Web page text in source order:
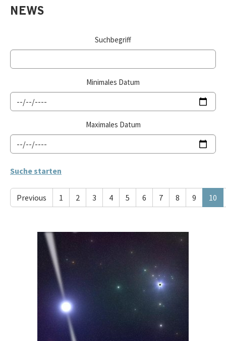
NEWS
Suchbegriff
Minimales Datum
Maximales Datum
Previous 1 2 3 4 5 6 7 8 9 10